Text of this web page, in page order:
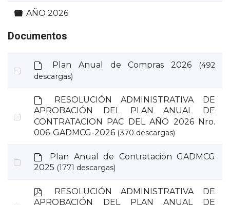
Carpeta
AÑO 2026
Documentos
Select
d
e
l
t
Plan Anual de Compras 2026
(492
descargas)
Select
item
d
e
f
a
t
RESOLUCIÓN ADMINISTRATIVA DE
APROBACIÓN DEL PLAN ANUAL DE
CONTRATACION PAC DEL AÑO 2026 Nro.
006-GADMCG-2026 (370 descargas)
Select
d
e
Plan Anual de Contratación GADMCG
2025 (1771 descargas)
p
d
RESOLUCIÓN ADMINISTRATIVA DE
APROBACIÓN DEL PLAN ANUAL DE